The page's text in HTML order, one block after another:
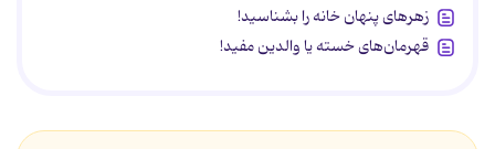
زهرهای پنهان خانه را بشناسید!
قهرمان‌های خسته یا والدین مفید!